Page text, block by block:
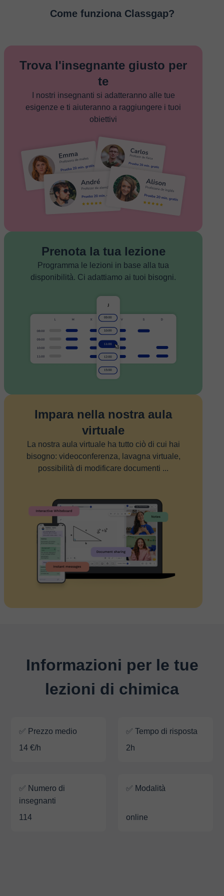
Come funziona Classgap?
Trova l'insegnante giusto per
te
I nostri insegnanti si adatteranno alle tue
esigenze e ti aiuteranno a raggiungere i tuoi
obiettivi
Prenota la tua lezione
Programma le lezioni in base alla tua
disponibilità. Ci adattiamo ai tuoi bisogni.
Impara nella nostra aula
virtuale
La nostra aula virtuale ha tutto ciò di cui hai
bisogno: videoconferenza, lavagna virtuale,
possibilità di modificare documenti ...
Informazioni per le tue
lezioni di chimica
✅ Prezzo medio
14 €/h
✅ Tempo di risposta
2h
✅ Numero di
insegnanti
114
✅ Modalità
online